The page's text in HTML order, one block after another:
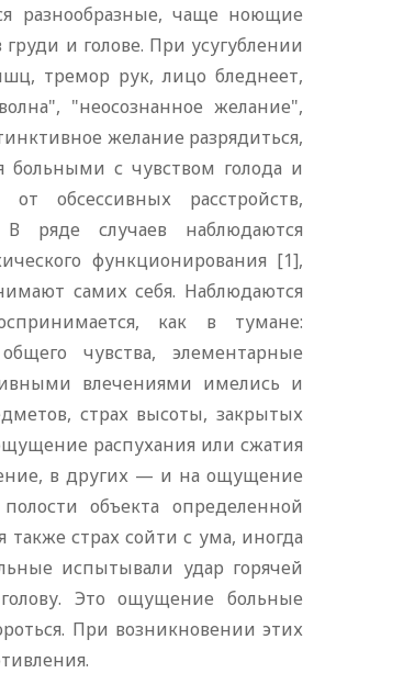
разнообразные, чаще ноющие
и голове. При усугублении
тремор рук, лицо бледнеет,
"неосознанное желание",
желание разрядиться,
больными с чувством голода и
обсессивных расстройств,
ряде случаев наблюдаются
функционирования [1],
самих себя. Наблюдаются
как в тумане:
чувства, элементарные
влечениями имелись и
страх высоты, закрытых
распухания или сжатия
в других — и на ощущение
объекта определенной
страх сойти с ума, иногда
испытывали удар горячей
Это ощущение больные
При возникновении этих